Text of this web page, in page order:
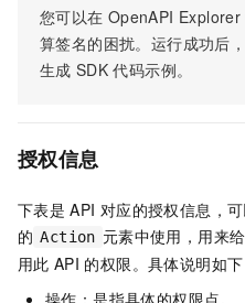
您可以在 OpenAPI Explorer
算签名的困扰。运行成功后
生成 SDK 代码示例。
授权信息
下表是 API 对应的授权信息，
的 Action 元素中使用，用来给
用此 API 的权限。具体说明如下